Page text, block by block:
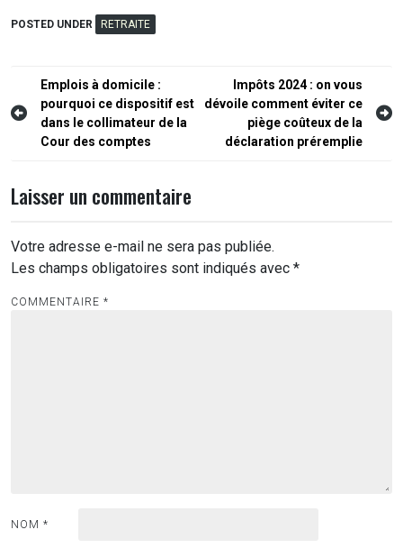
POSTED UNDER RETRAITE
Navigation
de
l’article
Emplois à domicile :
pourquoi ce dispositif est
dans le collimateur de la
Cour des comptes
Impôts 2024 : on vous
dévoile comment éviter ce
piège coûteux de la
déclaration préremplie
Laisser un commentaire
Votre adresse e-mail ne sera pas publiée.
Les champs obligatoires sont indiqués avec *
COMMENTAIRE *
NOM *